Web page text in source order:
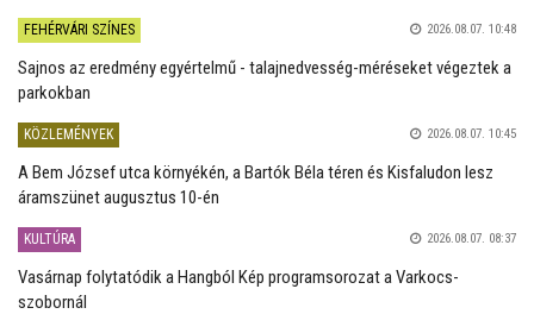
FEHÉRVÁRI SZÍNES 2026.08.07. 10:48
Sajnos az eredmény egyértelmű - talajnedvesség-méréseket végeztek a
parkokban
KÖZLEMÉNYEK 2026.08.07. 10:45
A Bem József utca környékén, a Bartók Béla téren és Kisfaludon lesz
áramszünet augusztus 10-én
KULTÚRA 2026.08.07. 08:37
Vasárnap folytatódik a Hangból Kép programsorozat a Varkocs-
szobornál